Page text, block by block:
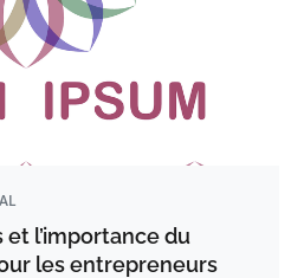
et l’importance du
les entrepreneurs